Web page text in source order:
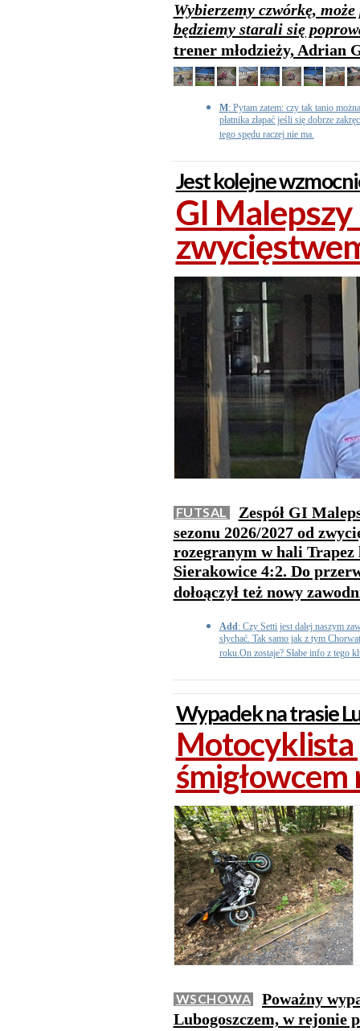
Wybierzemy czwórkę,
będziemy starali się
trener młodzieży, Adrian
M: Pytam zatem: czy tak tanio
płatnika złapać jeśli się dobrze
tego spędu raczej nie ma.
Jest kolejne
GI
FUTSAL
Zespół GI
sezonu 2026/2027 od
rozegranym w hali
Sierakowice 4:2. Do
dołoączył też nowy
Add: Czy Setti jest dalej naszym
słychać. Tak samo jak z tym
roku.On zostaje? Słabe info z tego
Wypadek na trasie
WSCHOWA
Poważny
Lubogoszczem, w rejonie